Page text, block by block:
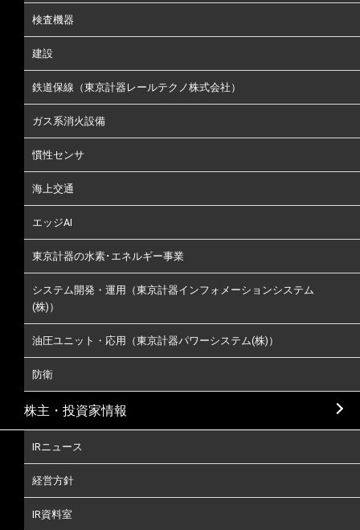
検査機器
建設
鉄道保線（東京計器レールテクノ株式会社）
ガス系消火設備
慣性センサ
海上交通
エッジAI
東京計器の水素･エネルギー事業
システム開発・運用（東京計器インフォメーションシステム
(株)）
油圧ユニット・応用（東京計器パワーシステム(株)）
防衛
株主・投資家情報
IRニュース
経営方針
IR資料室